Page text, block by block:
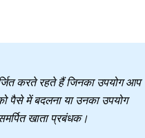
करते रहते हैं जिनका उपयोग आप
पैसे में बदलना या उनका उपयोग
खाता प्रबंधक।